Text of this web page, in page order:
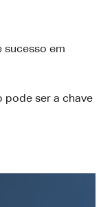
sucesso em
pode ser a chave